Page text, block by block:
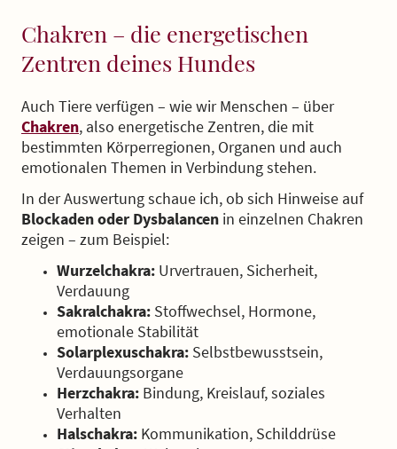
Chakren – die energetischen
Zentren deines Hundes
Auch Tiere verfügen – wie wir Menschen – über
Chakren, also energetische Zentren, die mit
bestimmten Körperregionen, Organen und auch
emotionalen Themen in Verbindung stehen.
In der Auswertung schaue ich, ob sich Hinweise auf
Blockaden oder Dysbalancen in einzelnen Chakren
zeigen – zum Beispiel:
Wurzelchakra: Urvertrauen, Sicherheit,
Verdauung
Sakralchakra: Stoffwechsel, Hormone,
emotionale Stabilität
Solarplexuschakra: Selbstbewusstsein,
Verdauungsorgane
Herzchakra: Bindung, Kreislauf, soziales
Verhalten
Halschakra: Kommunikation, Schilddrüse